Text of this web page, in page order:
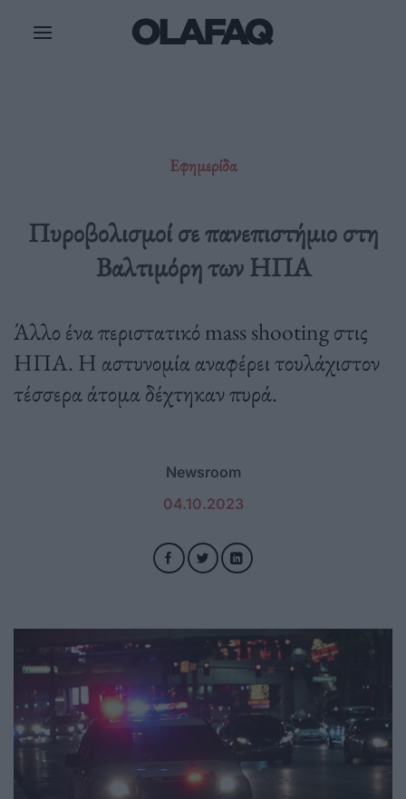
Εφημερίδα
Πυροβολισμοί σε πανεπιστήμιο στη
Βαλτιμόρη των ΗΠΑ
Άλλο ένα περιστατικό mass shooting στις
ΗΠΑ. Η αστυνομία αναφέρει τουλάχιστον
τέσσερα άτομα δέχτηκαν πυρά.
Newsroom
04.10.2023